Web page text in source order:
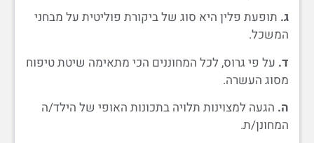
ג. תופעת פלין היא סוג של ביקורת פוליטית על מבחני
המשכל.
ד. על פי גרוס, לכל המחוננים הכי מתאימה שיטת טיפוח
מסוג העשרה.
ה. הגעה למצוינות תלויה בתכונות האופי של הילד/ה
המחונן/ת.